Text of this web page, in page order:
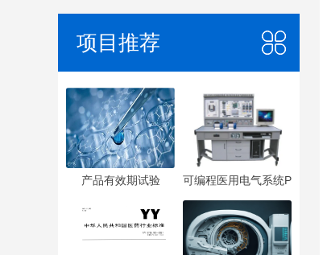
项目推荐
产品有效期试验 可编程医用电气系统PEMS